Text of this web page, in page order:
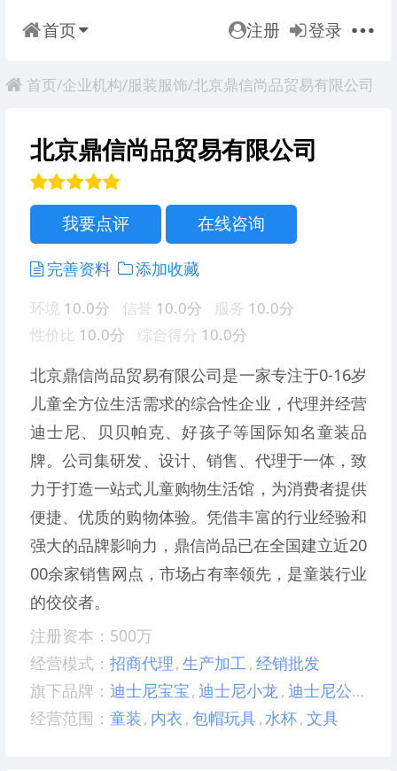
首页 注册 登录
首页/企业机构/服装服饰/北京鼎信尚品贸易有限公司
北京鼎信尚品贸易有限公司
我要点评 在线咨询
完善资料 添加收藏
环境 10.0分 信誉 10.0分 服务 10.0分
性价比 10.0分 综合得分 10.0分
北京鼎信尚品贸易有限公司是一家专注于0-16岁
儿童全方位生活需求的综合性企业，代理并经营
迪士尼、贝贝帕克、好孩子等国际知名童装品
牌。公司集研发、设计、销售、代理于一体，致
力于打造一站式儿童购物生活馆，为消费者提供
便捷、优质的购物体验。凭借丰富的行业经验和
强大的品牌影响力，鼎信尚品已在全国建立近20
00余家销售网点，市场占有率领先，是童装行业
的佼佼者。
注册资本：500万
经营模式： 招商代理, 生产加工 , 经销批发
旗下品牌： 迪士尼宝宝, 迪士尼小龙 , 迪士尼公主
经营范围： 童装, 内衣 , 包帽玩具 , 水杯, 文具